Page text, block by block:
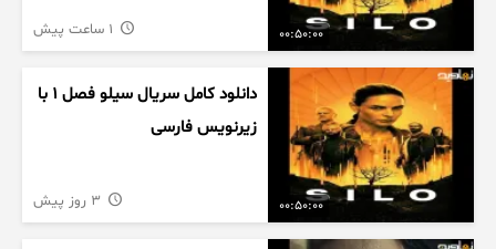
00:50:00
00:50:00
دانلود کامل سریال سیلو فصل ۱ با
زیرنویس فارسی